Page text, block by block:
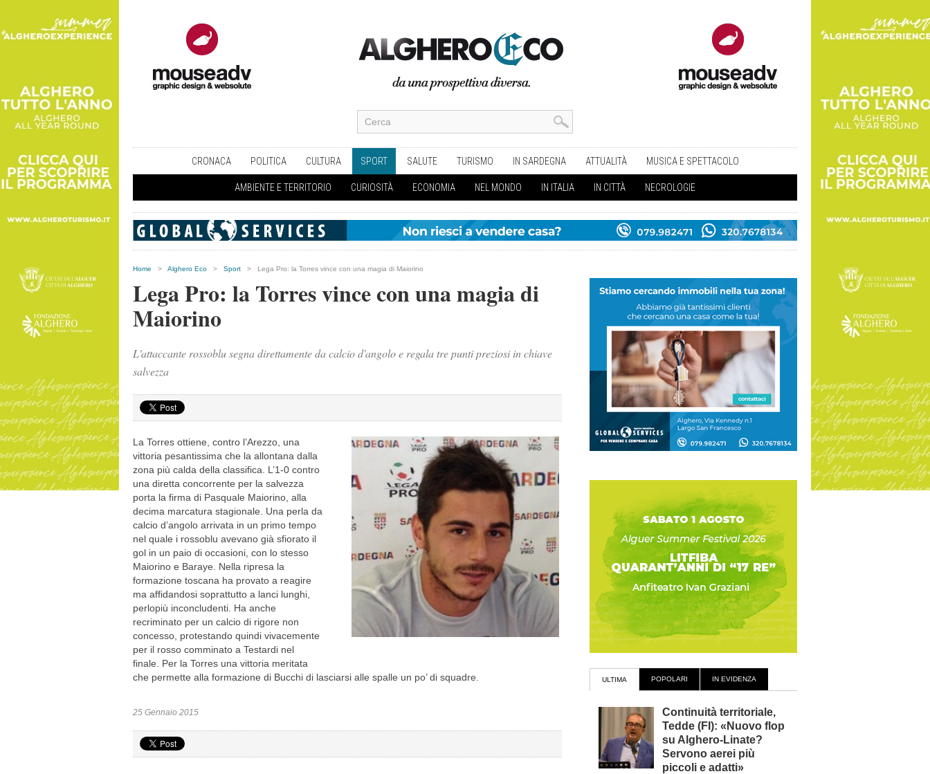
CRONACA POLITICA CULTURA SPORT SALUTE TURISMO IN SARDEGNA ATTUALITÀ MUSICA E SPETTACOLO
AMBIENTE E TERRITORIO CURIOSITÀ ECONOMIA NEL MONDO IN ITALIA IN CITTÀ NECROLOGIE
Home > Alghero Eco > Sport > Lega Pro: la Torres vince con una magia di Maiorino
Lega Pro: la Torres vince con una magia di
Maiorino
L'attaccante rossoblu segna direttamente da calcio d'angolo e regala tre punti preziosi in chiave
salvezza
La Torres ottiene, contro l’Arezzo, una
vittoria pesantissima che la allontana dalla
zona più calda della classifica. L’1-0 contro
una diretta concorrente per la salvezza
porta la firma di Pasquale Maiorino, alla
decima marcatura stagionale. Una perla da
calcio d’angolo arrivata in un primo tempo
nel quale i rossoblu avevano già sfiorato il
gol in un paio di occasioni, con lo stesso
Maiorino e Baraye. Nella ripresa la
formazione toscana ha provato a reagire
ma affidandosi soprattutto a lanci lunghi,
perlopiù inconcludenti. Ha anche
recriminato per un calcio di rigore non
concesso, protestando quindi vivacemente
per il rosso comminato a Testardi nel
finale. Per la Torres una vittoria meritata
che permette alla formazione di Bucchi di lasciarsi alle spalle un po’ di squadre.
25 Gennaio 2015
ULTIMA POPOLARI IN EVIDENZA
Continuità territoriale,
Tedde (FI): «Nuovo flop
su Alghero-Linate?
Servono aerei più
piccoli e adatti»